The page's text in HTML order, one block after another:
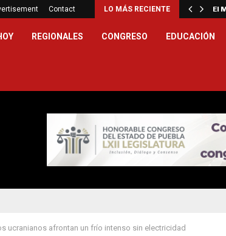
Contact LO MÁS RECIENTE
esperanza, seguridad y bienestar… El
REGIONALES CONGRESO EDUCACIÓN
ucranianos afrontan un frío intenso sin electricidad